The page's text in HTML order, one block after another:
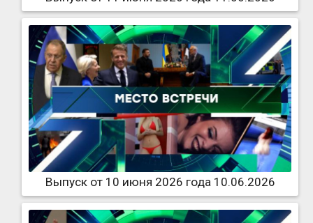
Выпуск от 10 июня 2026 года 10.06.2026